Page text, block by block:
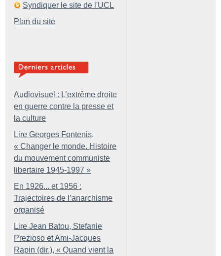
Syndiquer le site de l'UCL
Plan du site
Audiovisuel : L’extrême droite
en guerre contre la presse et
la culture
Lire Georges Fontenis,
« Changer le monde. Histoire
du mouvement communiste
libertaire 1945-1997 »
En 1926... et 1956 :
Trajectoires de l’anarchisme
organisé
Lire Jean Batou, Stefanie
Prezioso et Ami-Jacques
Rapin (dir.), « Quand vient la